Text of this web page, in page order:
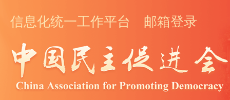
信息化统一工作平台 邮箱登录